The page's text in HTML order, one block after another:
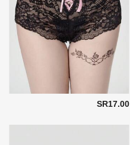
SR17.00